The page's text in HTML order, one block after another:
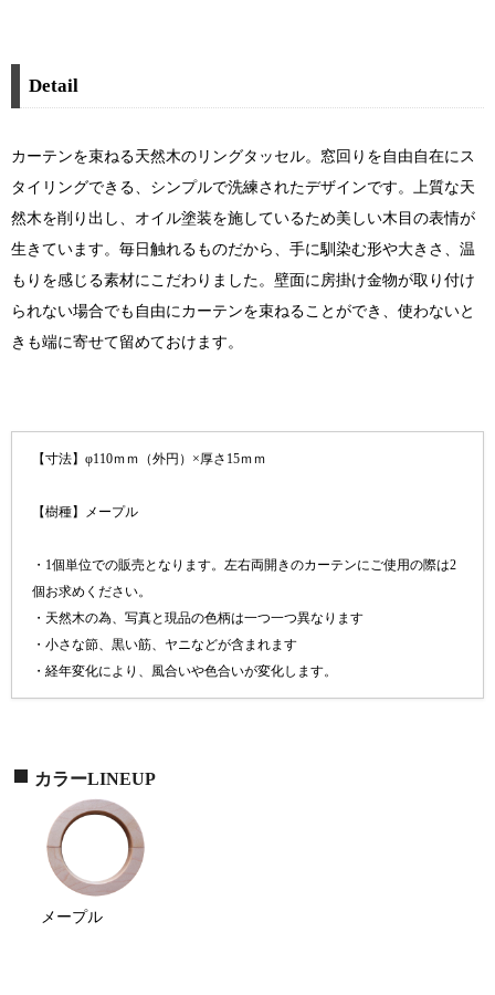
Detail
カーテンを束ねる天然木のリングタッセル。窓回りを自由自在にス
タイリングできる、シンプルで洗練されたデザインです。上質な天
然木を削り出し、オイル塗装を施しているため美しい木目の表情が
生きています。毎日触れるものだから、手に馴染む形や大きさ、温
もりを感じる素材にこだわりました。壁面に房掛け金物が取り付け
られない場合でも自由にカーテンを束ねることができ、使わないと
きも端に寄せて留めておけます。
【寸法】φ110ｍｍ（外円）×厚さ15ｍｍ
【樹種】メープル
・1個単位での販売となります。左右両開きのカーテンにご使用の際は2
個お求めください。
・天然木の為、写真と現品の色柄は一つ一つ異なります
・小さな節、黒い筋、ヤニなどが含まれます
・経年変化により、風合いや色合いが変化します。
カラーLINEUP
メープル